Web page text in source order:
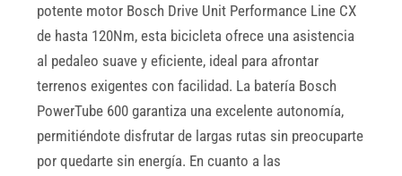
potente motor Bosch Drive Unit Performance Line CX
de hasta 120Nm, esta bicicleta ofrece una asistencia
al pedaleo suave y eficiente, ideal para afrontar
terrenos exigentes con facilidad. La batería Bosch
PowerTube 600 garantiza una excelente autonomía,
permitiéndote disfrutar de largas rutas sin preocuparte
por quedarte sin energía. En cuanto a las